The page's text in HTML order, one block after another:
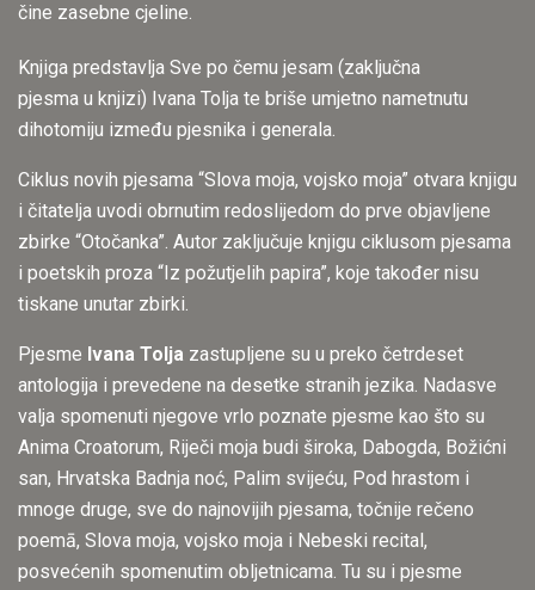
čine zasebne cjeline.
Knjiga predstavlja Sve po čemu jesam (zaključna
pjesma u knjizi) Ivana Tolja te briše umjetno nametnutu
dihotomiju između pjesnika i generala.
Ciklus novih pjesama “Slova moja, vojsko moja” otvara knjigu
i čitatelja uvodi obrnutim redoslijedom do prve objavljene
zbirke “Otočanka”. Autor zaključuje knjigu ciklusom pjesama
i poetskih proza “Iz požutjelih papira”, koje također nisu
tiskane unutar zbirki.
Pjesme Ivana Tolja zastupljene su u preko četrdeset
antologija i prevedene na desetke stranih jezika. Nadasve
valja spomenuti njegove vrlo poznate pjesme kao što su
Anima Croatorum, Riječi moja budi široka, Dabogda, Božićni
san, Hrvatska Badnja noć, Palim svijeću, Pod hrastom i
mnoge druge, sve do najnovijih pjesama, točnije rečeno
poemā, Slova moja, vojsko moja i Nebeski recital,
posvećenih spomenutim obljetnicama. Tu su i pjesme